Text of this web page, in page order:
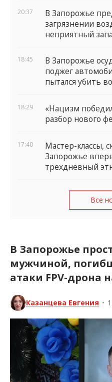
20:37
В Запорожье
загрязнении
неприятный
18:45
В Запорожье
поджег
пытался убить
18:29
«Нацизм
разбор нового
17:40
Мастер-классы,
Запорожье
трехдневный
Все
В Запорожье
мужчиной,
атаки FPV-дрона
Казанцева Евгения •